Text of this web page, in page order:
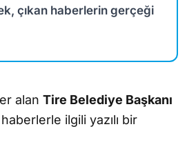
çıkan haberlerin gerçeği
alan Tire Belediye Başkanı
ilgili yazılı bir